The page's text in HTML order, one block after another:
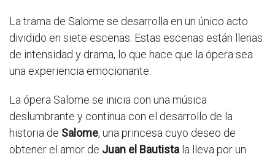
La trama de Salome se desarrolla en un único acto
dividido en siete escenas. Estas escenas están llenas
de intensidad y drama, lo que hace que la ópera sea
una experiencia emocionante.
La ópera Salome se inicia con una música
deslumbrante y continua con el desarrollo de la
historia de Salome, una princesa cuyo deseo de
obtener el amor de Juan el Bautista la lleva por un